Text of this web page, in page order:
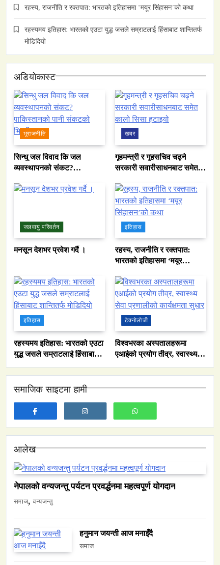
रहस्य, राजनीति र रक्तपात: भारतको इतिहासमा ‘मयूर सिंहासन’को कथा
रहस्यमय इतिहास: भारतको एउटा युद्ध जसले सम्राटलाई हिंसाबाट शान्तितर्फ
मोडिदियो
अडियाेकास्ट
भूराजनीति
सिन्धु जल विवाद कि जल
व्यवस्थापनको संकट?
भित्री कथा
खबर
गृहमन्त्री र गृहसचिव चढ्ने
सरकारी सवारीसाधनबाट समेत
जलवायु परिवर्तन
मनसून देशभर प्रवेश गर्दै ।
इतिहास
रहस्य, राजनीति र रक्तपात:
भारतको इतिहासमा ‘मयूर
इतिहास
रहस्यमय इतिहास: भारतको एउटा
युद्ध जसले सम्राटलाई हिंसाबाट
टेक्नोलोजी
विश्वभरका अस्पतालहरूमा
एआईको प्रयोग तीव्र, स्वास्थ्य
समाजिक साइटमा हामी
आलेख
नेपालको वन्यजन्तु पर्यटन प्रवर्द्धनमा महत्वपूर्ण योगदान
समाज वन्यजन्तु
हनुमान जयन्ती आज मनाइँदै
समाज
नेपालमा युनिफिकेशन चर्चको सम्बन्ध उजागर
वन्यजन्तु वातावरण
नेपालको वन्यजन्तु पर्यटन प्रवर्द्धनमा महत्वपूर्ण योगदान